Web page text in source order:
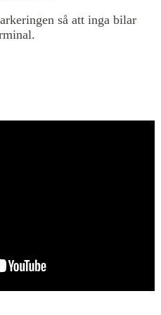
så att inga bilar